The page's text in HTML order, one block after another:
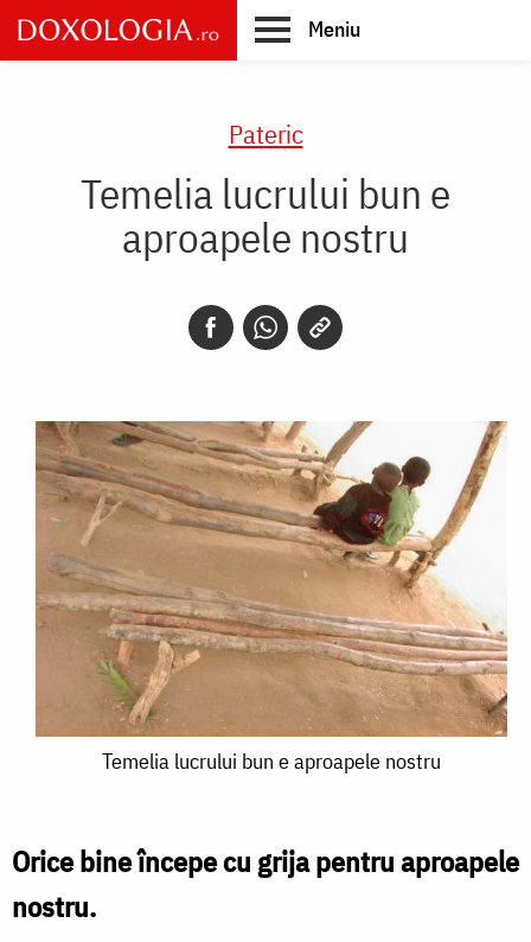
Skip
to
main
Meniu
Pateric
Temelia lucrului bun e
aproapele nostru
Temelia
e
aproapele
Temelia lucrului bun e aproapele nostru
Orice bine începe cu grija pentru aproapele
nostru.